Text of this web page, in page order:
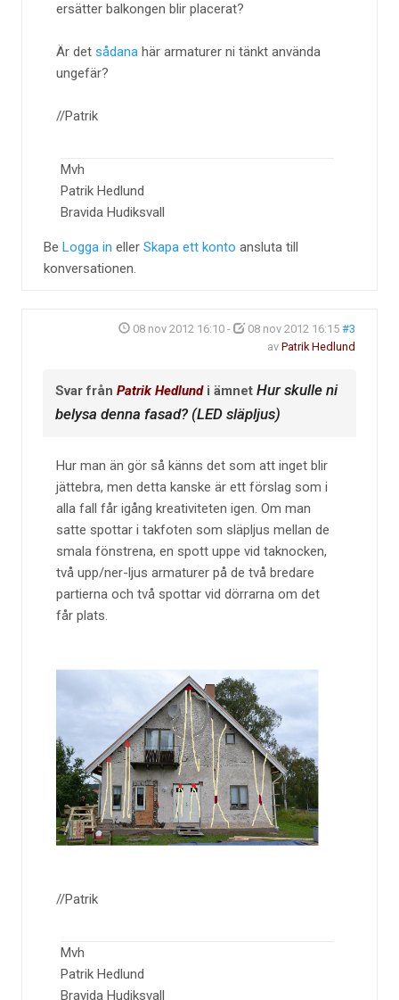
ersätter balkongen blir placerat?
Är det sådana här armaturer ni tänkt använda
ungefär?
//Patrik
Mvh
Patrik Hedlund
Bravida Hudiksvall
Be Logga in eller Skapa ett konto ansluta till
konversationen.
08 nov 2012 16:10 - 08 nov 2012 16:15 #3
av Patrik Hedlund
Svar från Patrik Hedlundi ämnet Hur skulle ni
belysa denna fasad? (LED släpljus)
Hur man än gör så känns det som att inget blir
jättebra, men detta kanske är ett förslag som i
alla fall får igång kreativiteten igen. Om man
satte spottar i takfoten som släpljus mellan de
smala fönstrena, en spott uppe vid taknocken,
två upp/ner-ljus armaturer på de två bredare
partierna och två spottar vid dörrarna om det
får plats.
//Patrik
Mvh
Patrik Hedlund
Bravida Hudiksvall